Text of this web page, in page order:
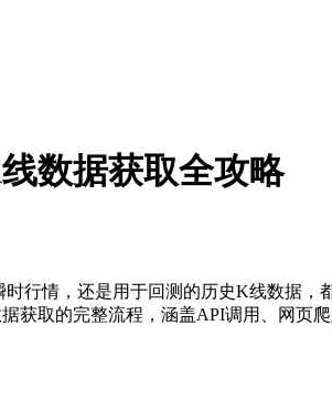
数据获取全攻略
行情，还是用于回测的历史K线数据，
获取的完整流程，涵盖API调用、网页